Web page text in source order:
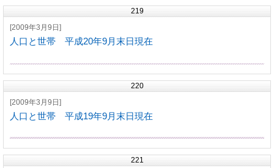
219
[2009年3月9日]
人口と世帯 平成20年9月末日現在
220
[2009年3月9日]
人口と世帯 平成19年9月末日現在
221